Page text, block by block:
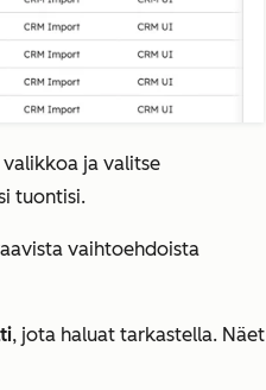
ja valitse
tuontisi.
vaihtoehdoista
, jota haluat tarkastella. Näet